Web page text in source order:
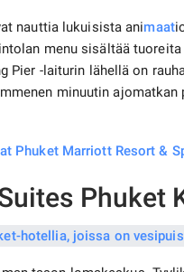
nauttia lukuisista animaat
menu sisältää
Pier -laiturin lähellä on
minuutin
Phuket Marriott Resort &
Phuket